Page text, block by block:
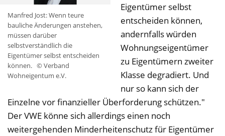
Manfred Jost: Wenn teure
bauliche Änderungen anstehen,
müssen darüber
selbstverständlich die
Eigentümer selbst entscheiden
können. © Verband
Wohneigentum e.V.
Eigentümer selbst
entscheiden können,
andernfalls würden
Wohnungseigentümer
zu Eigentümern zweiter
Klasse degradiert. Und
nur so kann sich der
Einzelne vor finanzieller Überforderung schützen."
Der VWE könne sich allerdings einen noch
weitergehenden Minderheitenschutz für Eigentümer